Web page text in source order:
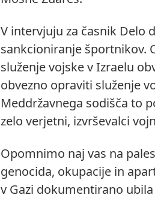
V intervjuju za časnik Delo
sankcioniranje športnikov.
služenje vojske v Izraelu
obvezno opraviti služenje
Meddržavnega sodišča to
zelo verjetni, izvrševalci
Opomnimo naj vas na
genocida, okupacije in
v Gazi dokumentirano